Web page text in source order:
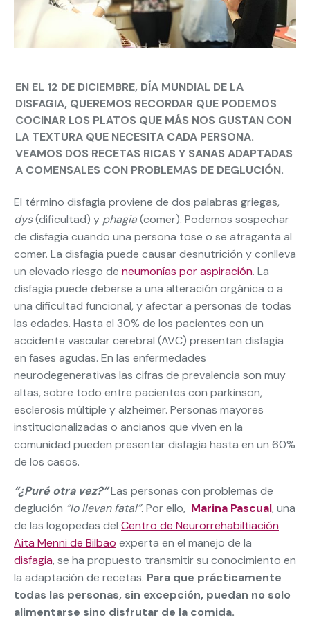
EN EL 12 DE DICIEMBRE, DÍA MUNDIAL DE LA
DISFAGIA, QUEREMOS RECORDAR QUE PODEMOS
COCINAR LOS PLATOS QUE MÁS NOS GUSTAN CON
LA TEXTURA QUE NECESITA CADA PERSONA.
VEAMOS DOS RECETAS RICAS Y SANAS ADAPTADAS
A COMENSALES CON PROBLEMAS DE DEGLUCIÓN.
El término disfagia proviene de dos palabras griegas,
dys(dificultad) y phagia(comer). Podemos sospechar
de disfagia cuando una persona tose o se atraganta al
comer. La disfagia puede causar desnutrición y conlleva
un elevado riesgo de neumonías por aspiración. La
disfagia puede deberse a una alteración orgánica o a
una dificultad funcional, y afectar a personas de todas
las edades. Hasta el 30% de los pacientes con un
accidente vascular cerebral (AVC) presentan disfagia
en fases agudas. En las enfermedades
neurodegenerativas las cifras de prevalencia son muy
altas, sobre todo entre pacientes con parkinson,
esclerosis múltiple y alzheimer. Personas mayores
institucionalizadas o ancianos que viven en la
comunidad pueden presentar disfagia hasta en un 60%
de los casos.
“¿Puré otra vez?”Las personas con problemas de
deglución “lo llevan fatal”.Por ello, Marina Pascual, una
de las logopedas del Centro de Neurorrehabiltiación
Aita Menni de Bilbao experta en el manejo de la
disfagia, se ha propuesto transmitir su conocimiento en
la adaptación de recetas. Para que prácticamente
todas las personas, sin excepción, puedan no solo
alimentarse sino disfrutar de la comida.